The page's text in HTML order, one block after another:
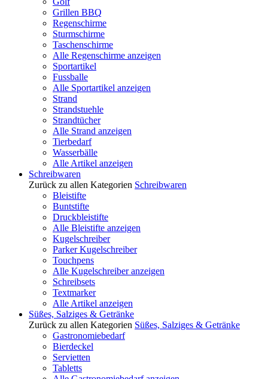
Grillen BBQ
Regenschirme
Sturmschirme
Taschenschirme
Alle Regenschirme anzeigen
Sportartikel
Fussballe
Alle Sportartikel anzeigen
Strand
Strandstuehle
Strandtücher
Alle Strand anzeigen
Tierbedarf
Wasserbälle
Alle Artikel anzeigen
Schreibwaren
Zurück zu allen Kategorien Schreibwaren
Bleistifte
Buntstifte
Druckbleistifte
Alle Bleistifte anzeigen
Kugelschreiber
Parker Kugelschreiber
Touchpens
Alle Kugelschreiber anzeigen
Schreibsets
Textmarker
Alle Artikel anzeigen
Süßes, Salziges & Getränke
Zurück zu allen Kategorien Süßes, Salziges & Getränke
Gastronomiebedarf
Bierdeckel
Servietten
Tabletts